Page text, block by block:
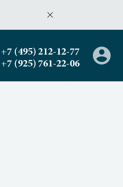
+7 (495) 212-12-77
+7 (925) 761-22-06